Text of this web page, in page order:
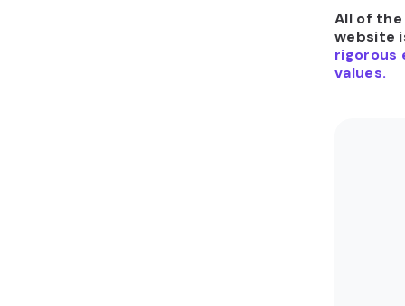
All of
website
rigorous
values.